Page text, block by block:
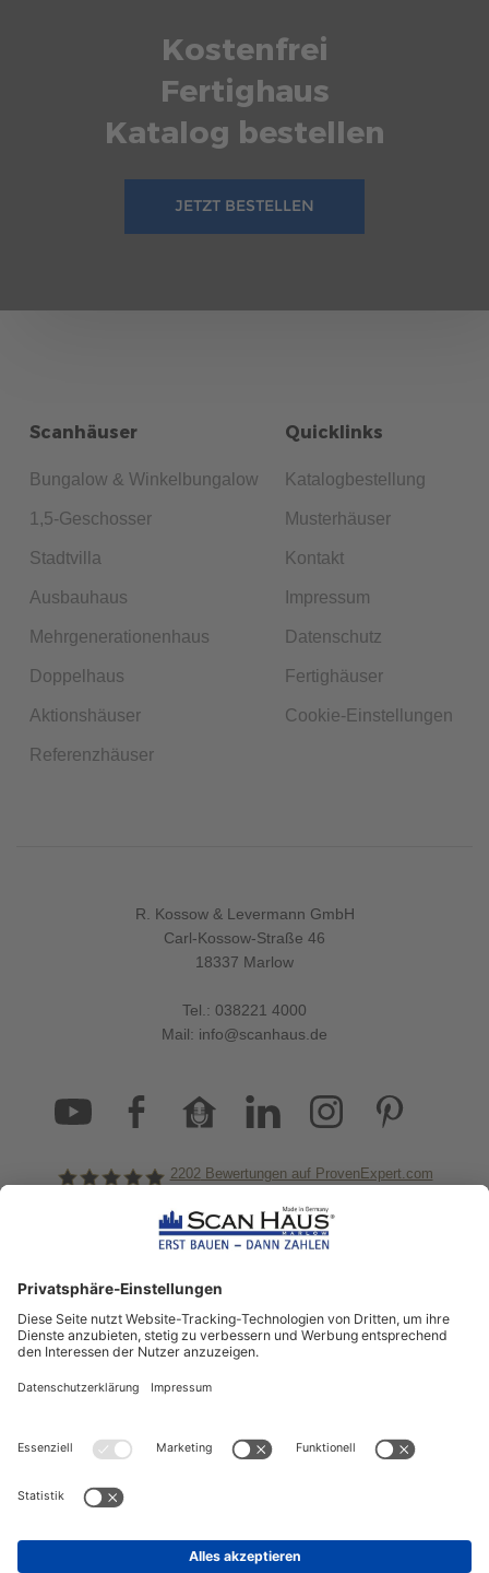
Kostenfrei
Fertighaus
Katalog bestellen
JETZT BESTELLEN
Scanhäuser
Bungalow & Winkelbungalow
1,5-Geschosser
Stadtvilla
Ausbauhaus
Mehrgenerationenhaus
Doppelhaus
Aktionshäuser
Referenzhäuser
Quicklinks
Katalogbestellung
Musterhäuser
Kontakt
Impressum
Datenschutz
Fertighäuser
Cookie-Einstellungen
R. Kossow & Levermann GmbH
Carl-Kossow-Straße 46
18337 Marlow
Tel.: 038221 4000
Mail: info@scanhaus.de
ScanHaus Marlow
2202Bewertungen auf ProvenExpert.com
informiert!
Aktuelle News rund um ScanHaus &
das Thema Hausbau
Sofort informiert über neue Artikel
ZUM NEWSLETTER ANMELDEN